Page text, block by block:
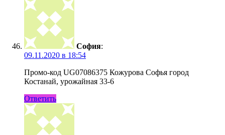
София:
09.11.2020 в 18:54
Промо-код UG07086375 Кожурова Софья город
Костанай, урожайная 33-6
Ответить